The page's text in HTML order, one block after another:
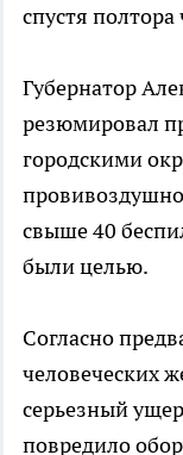
спустя полтора
Губернатор
резюмировал
городскими
свыше 40
были целью.
Согласно
человеческих
серьезный
повредило